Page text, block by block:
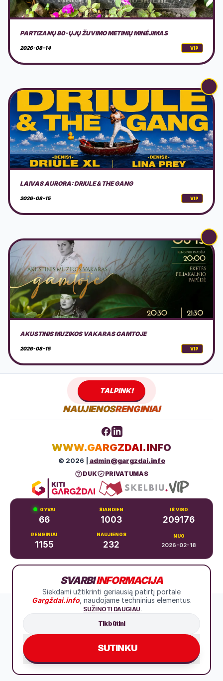
LAIVAS AURORA: DRIULE & THE GANG
2026-08-15 VIP
AKUSTINIS MUZIKOS VAKARAS GAMTOJE
2026-08-15 VIP
NEMOKAMAS EDUKACINIS PIKNIKAS KLAIPĖDOJE
2026-08-16 VIP
TALPINK!
NAUJIENOSRENGINIAI
WWW.GARGZDAI.INFO
© 2026 | admin@gargzdai.info
DUK PRIVATUMAS
GYVAI
66
ŠIANDIEN
1003
IŠ VISO
209176
RENGINIAI
1155
NAUJIENOS
232
NUO
2026-02-18
+370 683 99766
SVARBIINFORMACIJA
Siekdami užtikrinti geriausią patirtį portale
Gargždai.info, naudojame techninius elementus.
SUŽINOTI DAUGIAU.
Tik būtini
SUTINKU